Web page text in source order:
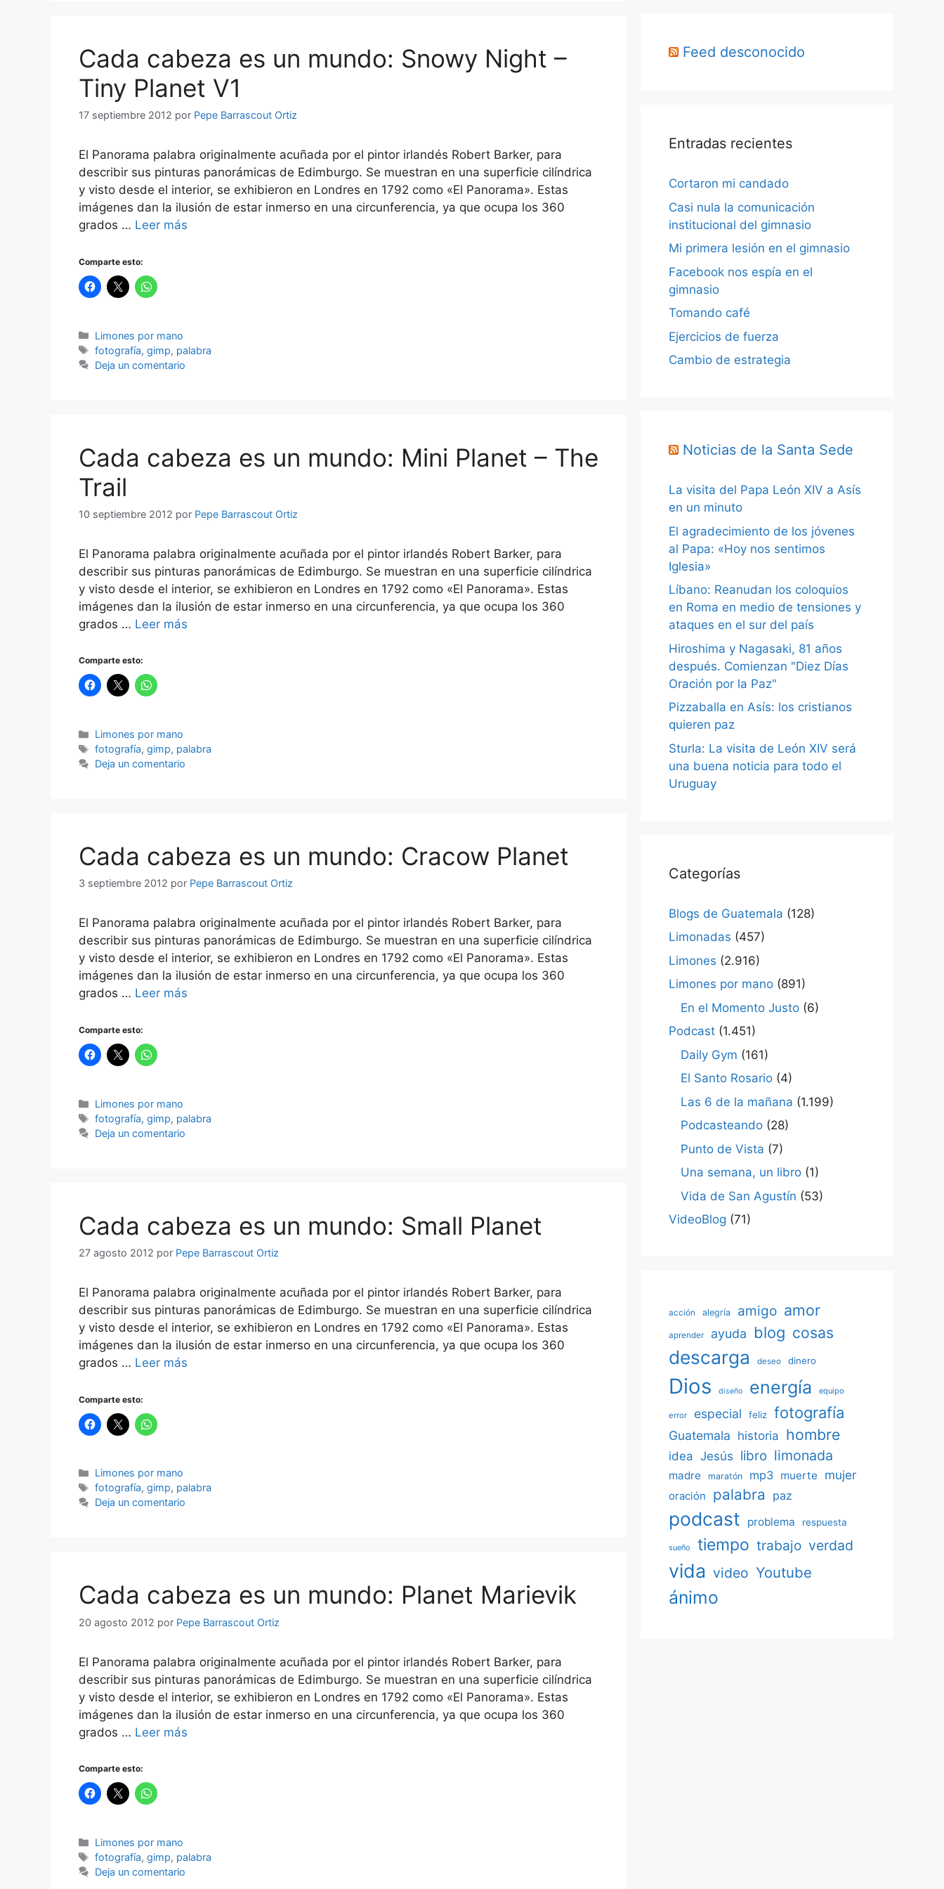
Cada cabeza es un mundo: Snowy Night –
Tiny Planet V1
17 septiembre 2012 por Pepe Barrascout Ortiz
El Panorama palabra originalmente acuñada por el pintor irlandés Robert Barker, para
describir sus pinturas panorámicas de Edimburgo. Se muestran en una superficie cilíndrica
y visto desde el interior, se exhibieron en Londres en 1792 como «El Panorama». Estas
imágenes dan la ilusión de estar inmerso en una circunferencia, ya que ocupa los 360
grados … Leer más
Comparte esto:
Categorías
Limones por mano
Etiquetas
fotografía,gimp, palabra
Deja un comentario
Cada cabeza es un mundo: Mini Planet – The
Trail
10 septiembre 2012 por Pepe Barrascout Ortiz
El Panorama palabra originalmente acuñada por el pintor irlandés Robert Barker, para
describir sus pinturas panorámicas de Edimburgo. Se muestran en una superficie cilíndrica
y visto desde el interior, se exhibieron en Londres en 1792 como «El Panorama». Estas
imágenes dan la ilusión de estar inmerso en una circunferencia, ya que ocupa los 360
grados … Leer más
Comparte esto:
Categorías
Limones por mano
Etiquetas
fotografía,gimp, palabra
Deja un comentario
Cada cabeza es un mundo: Cracow Planet
3 septiembre 2012 por Pepe Barrascout Ortiz
El Panorama palabra originalmente acuñada por el pintor irlandés Robert Barker, para
describir sus pinturas panorámicas de Edimburgo. Se muestran en una superficie cilíndrica
y visto desde el interior, se exhibieron en Londres en 1792 como «El Panorama». Estas
imágenes dan la ilusión de estar inmerso en una circunferencia, ya que ocupa los 360
grados … Leer más
Comparte esto:
Categorías
Limones por mano
Etiquetas
fotografía,gimp, palabra
Deja un comentario
Cada cabeza es un mundo: Small Planet
27 agosto 2012 por Pepe Barrascout Ortiz
El Panorama palabra originalmente acuñada por el pintor irlandés Robert Barker, para
describir sus pinturas panorámicas de Edimburgo. Se muestran en una superficie cilíndrica
y visto desde el interior, se exhibieron en Londres en 1792 como «El Panorama». Estas
imágenes dan la ilusión de estar inmerso en una circunferencia, ya que ocupa los 360
grados … Leer más
Comparte esto:
Categorías
Limones por mano
Etiquetas
fotografía,gimp, palabra
Deja un comentario
Cada cabeza es un mundo: Planet Marievik
20 agosto 2012 por Pepe Barrascout Ortiz
El Panorama palabra originalmente acuñada por el pintor irlandés Robert Barker, para
describir sus pinturas panorámicas de Edimburgo. Se muestran en una superficie cilíndrica
y visto desde el interior, se exhibieron en Londres en 1792 como «El Panorama». Estas
imágenes dan la ilusión de estar inmerso en una circunferencia, ya que ocupa los 360
grados … Leer más
Comparte esto:
Categorías
Limones por mano
Etiquetas
fotografía,gimp, palabra
Deja un comentario
Feed desconocido
Entradas recientes
Cortaron mi candado
Casi nula la comunicación
institucional del gimnasio
Mi primera lesión en el gimnasio
Facebook nos espía en el
gimnasio
Tomando café
Ejercicios de fuerza
Cambio de estrategia
Noticias de la Santa Sede
La visita del Papa León XIV a Asís
en un minuto
El agradecimiento de los jóvenes
al Papa: «Hoy nos sentimos
Iglesia»
Líbano: Reanudan los coloquios
en Roma en medio de tensiones y
ataques en el sur del país
Hiroshima y Nagasaki, 81 años
después. Comienzan "Diez Días
Oración por la Paz"
Pizzaballa en Asís: los cristianos
quieren paz
Sturla: La visita de León XIV será
una buena noticia para todo el
Uruguay
Categorías
Blogs de Guatemala (128)
Limonadas (457)
Limones (2.916)
Limones por mano (891)
En el Momento Justo (6)
Podcast (1.451)
Daily Gym (161)
El Santo Rosario (4)
Las 6 de la mañana (1.199)
Podcasteando (28)
Punto de Vista (7)
Una semana, un libro (1)
Vida de San Agustín (53)
VideoBlog (71)
acción alegría amigo amor
aprender ayuda blog cosas
descarga deseo dinero
Dios diseño energía equipo
error especial feliz fotografía
Guatemala historia hombre
idea Jesús libro limonada
madre maratón mp3 muerte mujer
oración palabra paz
podcast problema respuesta
sueño tiempo trabajo verdad
vida video Youtube
ánimo